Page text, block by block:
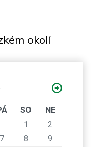
okolí
SO
NE
1
2
7 8
9